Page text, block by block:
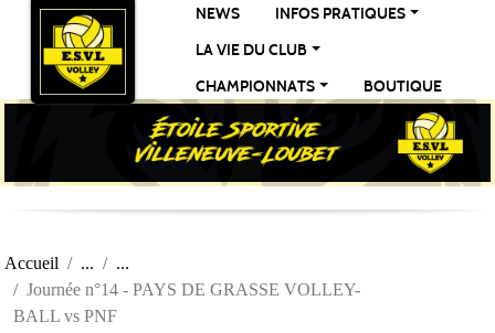
NEWS
INFOS PRATIQUES
LA VIE DU CLUB
CHAMPIONNATS
BOUTIQUE
Accueil
Journée n°14 - PAYS DE GRASSE VOLLEY-
BALL vs PNF
Panneau de gestion des cookies